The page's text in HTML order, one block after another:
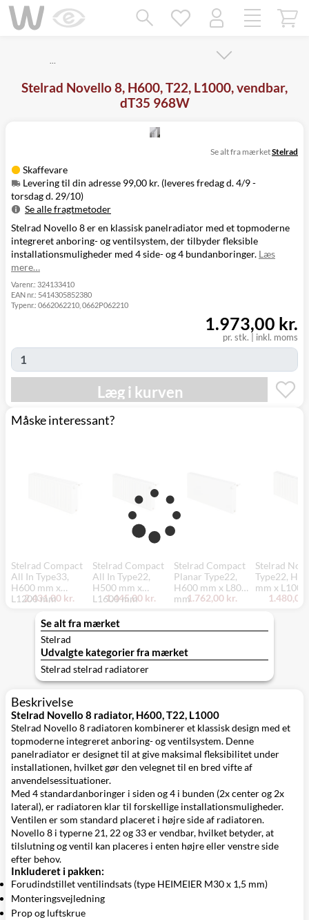
…
Stelrad Novello 8, H600, T22, L1000, vendbar,
dT35 968W
Skaffevare
Levering til din adresse 99,00 kr. (leveres fredag d. 4/9 -
torsdag d. 29/10)
Se alle fragtmetoder
Metode
Pris
Leveres
Levering til
din adresse
99,00 kr.
Fredag d. 4/9 -
torsdag d. 29/10
Click&Collect
i Svenstrup
(9230)
Se alt fra mærketStelrad
Stelrad Novello 8 er en klassisk panelradiator med et topmoderne
integreret anboring- og ventilsystem, der tilbyder fleksible
installationsmuligheder med 4 side- og 4 bundanboringer. Læs
mere…
Varenr.: 324133410
EAN nr.: 5414305852380
Typenr.: 0662062210, 0662P062210
pr. stk. inkl. moms
1.973,00 kr.
Læg i kurven
Måske interessant?
Stelrad Compact
All In Type33,
H600 mm x
L1200 mm
2.431,00 kr.
Stelrad Compact
All In Type22,
H500 mm x
L1600 mm
1.445,00 kr.
Stelrad Compact
Planar Type22,
H600 mm x L800
mm1.762,00 kr.
Stelrad
Type22,
mm x
1.480,00
Se alt fra mærket
Stelrad
Udvalgte kategorier fra mærket
Stelrad stelrad radiatorer
Beskrivelse
Stelrad Novello 8 radiator, H600, T22, L1000
Stelrad Novello 8 radiatoren kombinerer et klassisk design med et
topmoderne integreret anboring- og ventilsystem. Denne
panelradiator er designet til at give maksimal fleksibilitet under
installationen, hvilket gør den velegnet til en bred vifte af
anvendelsessituationer.
Med 4 standardanboringer i siden og 4 i bunden (2x center og 2x
lateral), er radiatoren klar til forskellige installationsmuligheder.
Ventilen er som standard placeret i højre side af radiatoren.
Novello 8 i typerne 21, 22 og 33 er vendbar, hvilket betyder, at
tilslutning og ventil kan placeres i enten højre eller venstre side
efter behov.
Inkluderet i pakken:
Forudindstillet ventilindsats (type HEIMEIER M30 x 1,5 mm)
Monteringsvejledning
Prop og luftskrue
Mangler chatten?
Ret samtykke!